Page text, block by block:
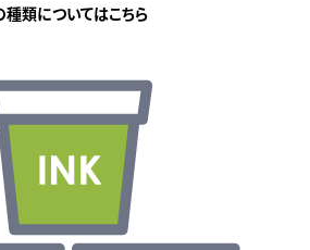
種類についてはこちら